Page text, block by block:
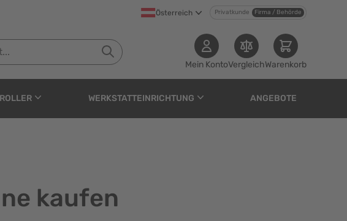
Österreich Privatkunde Firma / Behörde
Mein KontoVergleichWarenkorb
WERKSTATTEINRICHTUNG ANGEBOTE
kaufen